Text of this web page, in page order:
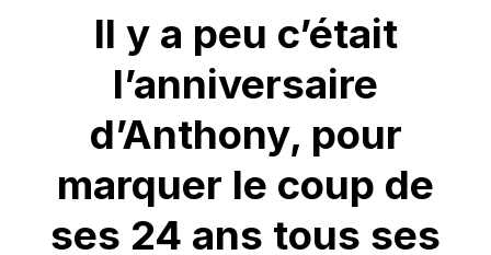
CAFÉ
!
Il y a peu c’était
l’anniversaire
d’Anthony, pour
marquer le coup de
ses 24 ans tous ses